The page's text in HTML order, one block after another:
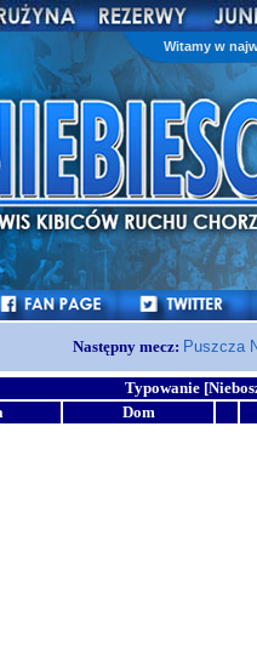
Witamy w
Następny mecz: Puszcza
Typowanie
Dom